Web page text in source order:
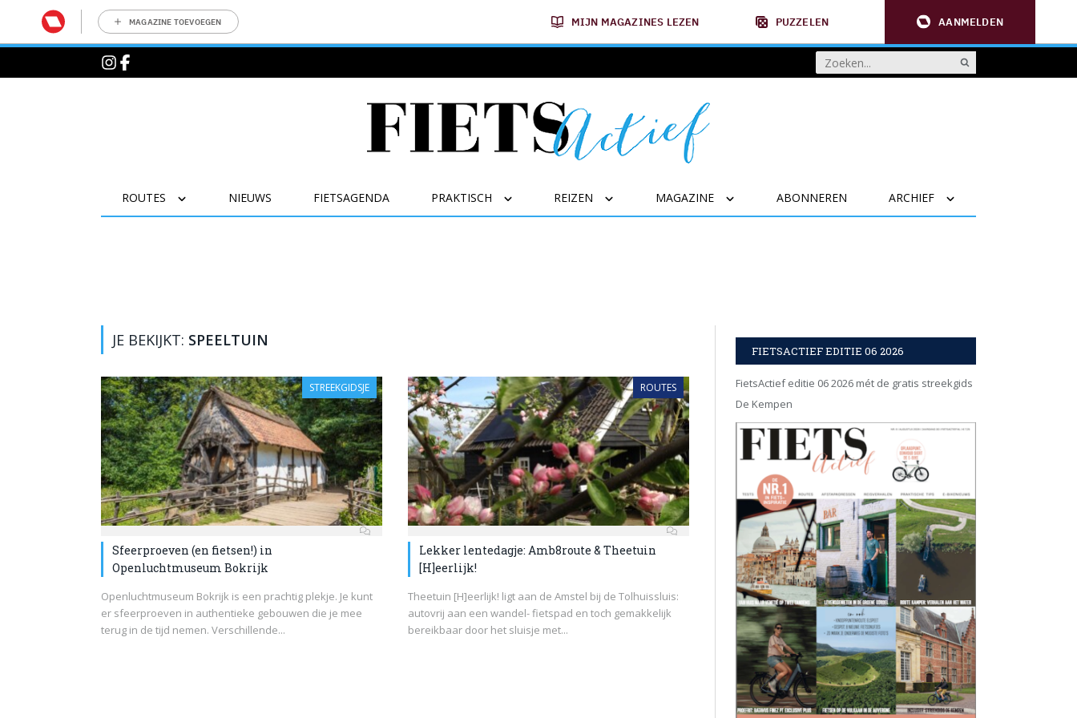
MAGAZINE TOEVOEGEN MIJN MAGAZINES LEZEN PUZZELEN AANMELDEN
ROUTES NIEUWS FIETSAGENDA PRAKTISCH REIZEN MAGAZINE ABONNEREN ARCHIEF
JE BEKIJKT: SPEELTUIN
STREEKGIDSJE
Sfeerproeven (en fietsen!) in
Openluchtmuseum Bokrijk
Openluchtmuseum Bokrijk is een prachtig plekje. Je kunt
er sfeerproeven in authentieke gebouwen die je mee
terug in de tijd nemen. Verschillende...
ROUTES
Lekker lentedagje: Amb8route & Theetuin
[H]eerlijk!
Theetuin [H]eerlijk! ligt aan de Amstel bij de Tolhuissluis:
autovrij aan een wandel- fietspad en toch gemakkelijk
bereikbaar door het sluisje met...
FIETSACTIEF EDITIE 06 2026
FietsActief editie 06 2026 mét de gratis streekgids
De Kempen